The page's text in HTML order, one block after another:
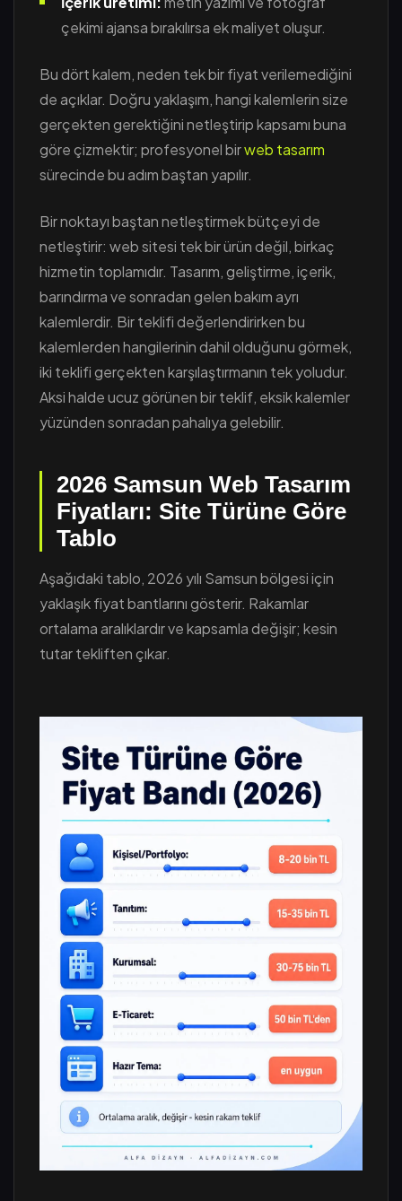
çekimi ajansa bırakılırsa ek maliyet oluşur.
Bu dört kalem, neden tek bir fiyat verilemediğini
de açıklar. Doğru yaklaşım, hangi kalemlerin size
gerçekten gerektiğini netleştirip kapsamı buna
göre çizmektir; profesyonel birweb tasarım
sürecinde bu adım baştan yapılır.
Bir noktayı baştan netleştirmek bütçeyi de
netleştirir: web sitesi tek bir ürün değil, birkaç
hizmetin toplamıdır. Tasarım, geliştirme, içerik,
barındırma ve sonradan gelen bakım ayrı
kalemlerdir. Bir teklifi değerlendirirken bu
kalemlerden hangilerinin dahil olduğunu görmek,
iki teklifi gerçekten karşılaştırmanın tek yoludur.
Aksi halde ucuz görünen bir teklif, eksik kalemler
yüzünden sonradan pahalıya gelebilir.
2026 Samsun Web Tasarım
Fiyatları: Site Türüne Göre
Tablo
Aşağıdaki tablo, 2026 yılı Samsun bölgesi için
yaklaşık fiyat bantlarını gösterir. Rakamlar
ortalama aralıklardır ve kapsamla değişir; kesin
tutar tekliften çıkar.